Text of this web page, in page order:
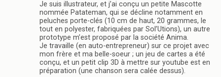
Je suis illustrateur, et j’ai conçu un petite Mascotte
nommée Patateman, qui se décline notamment en
peluches porte-clés (10 cm de haut, 20 grammes, le
tout en polyester, fabriquées par Sol’Utions), un autre
prototype m’est proposé par la société Anima.
Je travaille (en auto-entrepreneur) sur ce projet avec
mon frère et ma belle-soeur ; un jeu de cartes a été
conçu, et un petit clip 3D à mettre sur youtube est en
préparation (une chanson sera calée dessus).